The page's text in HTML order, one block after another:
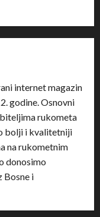
internet magazin
godine. Osnovni
rukometa
bolji i kvalitetniji
na rukometnim
donosimo
Bosne i